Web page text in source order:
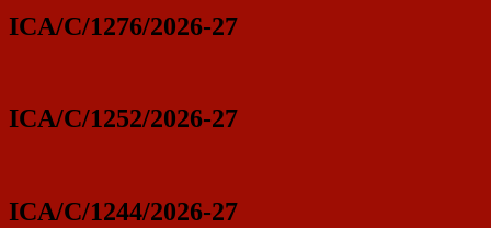
ICA/C/1276/2026-27
ICA/C/1252/2026-27
ICA/C/1244/2026-27